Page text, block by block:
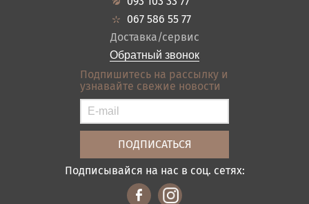
Ванная
Акции
Кредит
Оплата и доставка
Отзывы
Контакты
Карта сайта
Условия покупки
067 586 55 77
Доставка/сервис
Обратный звонок
Подпишитесь на рассылку и
узнавайте свежие новости
Подписывайся на нас в соц. сетях: